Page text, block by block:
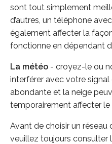
sont tout simplement
d’autres, un téléphone
également affecter la
fonctionne en dépendant
La météo - croyez-le ou
interférer avec votre signal
abondante et la neige
temporairement affecter le
Avant de choisir un
veuillez toujours consulter